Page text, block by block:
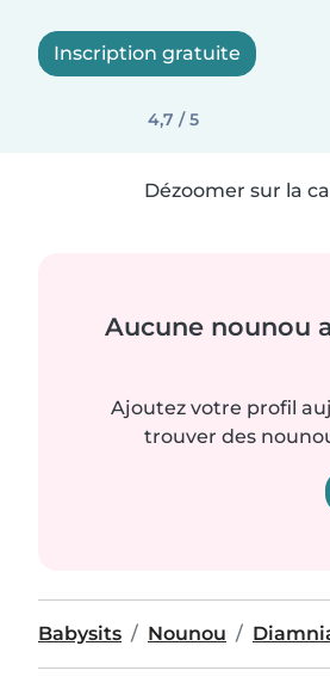
Inscription gratuite
4,7 / 5
Dézoomer sur la
Aucune nounou
Ajoutez votre profil
trouver des
Babysits Nounou